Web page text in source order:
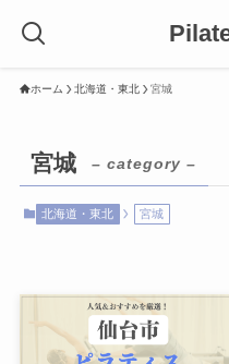
ホーム 北海道・東北 宮城
宮城 – category –
北海道・東北 宮城